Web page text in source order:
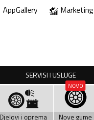
AppGallery Marketing
SERVISI I USLUGE
Djelovi i oprema
Nove gume